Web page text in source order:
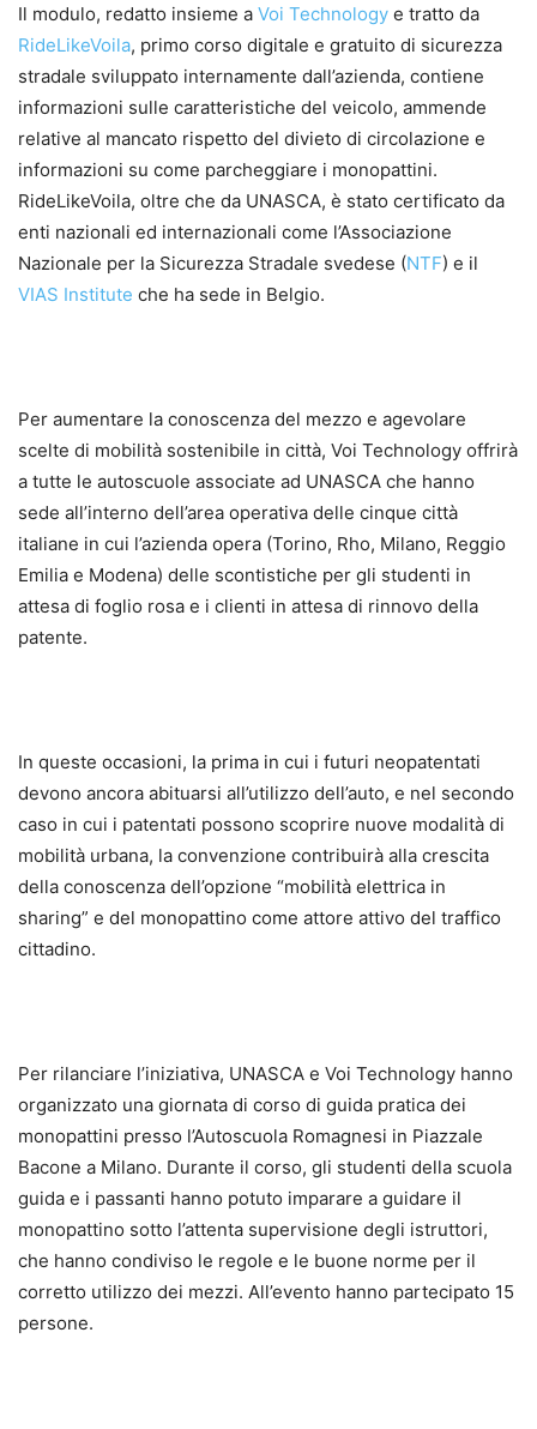
Il modulo, redatto insieme a Voi Technology e tratto da
RideLikeVoila, primo corso digitale e gratuito di sicurezza
stradale sviluppato internamente dall’azienda, contiene
informazioni sulle caratteristiche del veicolo, ammende
relative al mancato rispetto del divieto di circolazione e
informazioni su come parcheggiare i monopattini.
RideLikeVoila, oltre che da UNASCA, è stato certificato da
enti nazionali ed internazionali come l’Associazione
Nazionale per la Sicurezza Stradale svedese (NTF) e il
VIAS Institute che ha sede in Belgio.
Per aumentare la conoscenza del mezzo e agevolare
scelte di mobilità sostenibile in città, Voi Technology offrirà
a tutte le autoscuole associate ad UNASCA che hanno
sede all’interno dell’area operativa delle cinque città
italiane in cui l’azienda opera (Torino, Rho, Milano, Reggio
Emilia e Modena) delle scontistiche per gli studenti in
attesa di foglio rosa e i clienti in attesa di rinnovo della
patente.
In queste occasioni, la prima in cui i futuri neopatentati
devono ancora abituarsi all’utilizzo dell’auto, e nel secondo
caso in cui i patentati possono scoprire nuove modalità di
mobilità urbana, la convenzione contribuirà alla crescita
della conoscenza dell’opzione “mobilità elettrica in
sharing” e del monopattino come attore attivo del traffico
cittadino.
Per rilanciare l’iniziativa, UNASCA e Voi Technology hanno
organizzato una giornata di corso di guida pratica dei
monopattini presso l’Autoscuola Romagnesi in Piazzale
Bacone a Milano. Durante il corso, gli studenti della scuola
guida e i passanti hanno potuto imparare a guidare il
monopattino sotto l’attenta supervisione degli istruttori,
che hanno condiviso le regole e le buone norme per il
corretto utilizzo dei mezzi. All’evento hanno partecipato 15
persone.